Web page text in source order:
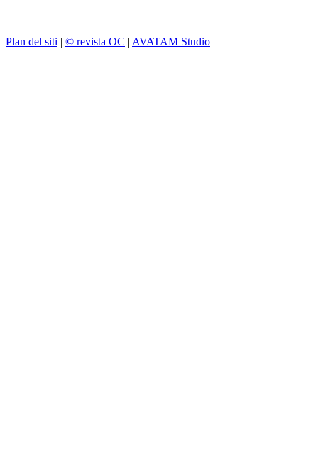
Plan del siti | © revista OC | AVATAM Studio